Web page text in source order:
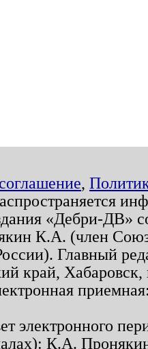
,
«Дебри-ДВ»
К.А. (член
Главный
край,
электронного
К.А.